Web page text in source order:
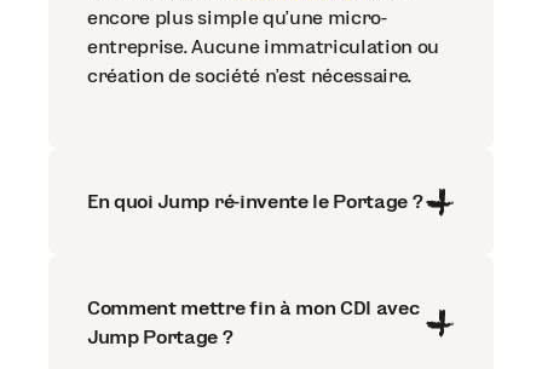
encore plus simple qu’une micro-
entreprise. Aucune immatriculation ou
création de société n’est nécessaire.
En quoi Jump ré-invente le Portage ?
Comment mettre fin à mon CDI avec
Jump Portage ?